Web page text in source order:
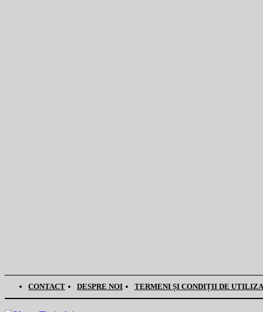
CONTACT DESPRE NOI TERMENI ȘI CONDIȚII DE